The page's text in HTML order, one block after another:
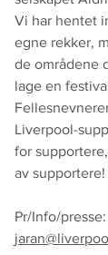
Vi har hentet
egne rekker,
de områdene
lage en
Liverpool-
for
av supportere!
Pr/Info/